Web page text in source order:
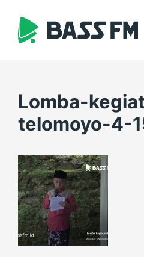
content
Lomba-
telomoyo-4-